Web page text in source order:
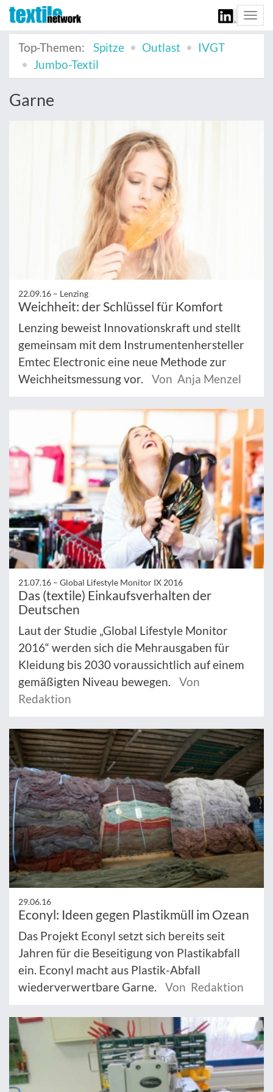
Top-Themen:
Spitze Outlast
IVGT
Jumbo-Textil
Garne
22.09.16 – Lenzing
Weichheit: der Schlüssel für Komfort
Lenzing beweist Innovationskraft und stellt
gemeinsam mit dem Instrumentenhersteller
Emtec Electronic eine neue Methode zur
Weichheitsmessung vor.
Von Anja Menzel
21.07.16 – Global Lifestyle Monitor IX 2016
Das (textile) Einkaufsverhalten der
Deutschen
Laut der Studie „Global Lifestyle Monitor
2016“ werden sich die Mehrausgaben für
Kleidung bis 2030 voraussichtlich auf einem
gemäßigten Niveau bewegen.
Von
Redaktion
29.06.16
Econyl: Ideen gegen Plastikmüll im Ozean
Das Projekt Econyl setzt sich bereits seit
Jahren für die Beseitigung von Plastikabfall
ein. Econyl macht aus Plastik-Abfall
wiederverwertbare Garne.
Von Redaktion